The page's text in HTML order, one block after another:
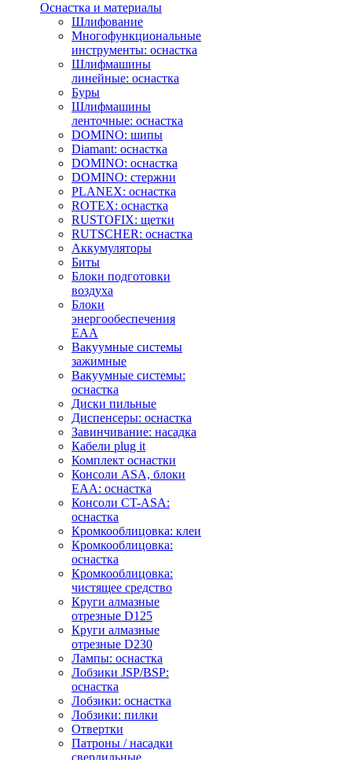
Оснастка и материалы
Шлифование
Многофункциональные
инструменты: оснастка
Шлифмашины
линейные: оснастка
Буры
Шлифмашины
ленточные: оснастка
DOMINO: шипы
Diamant: оснастка
DOMINO: оснастка
DOMINO: стержни
PLANEX: оснастка
ROTEX: оснастка
RUSTOFIX: щетки
RUTSCHER: оснастка
Аккумуляторы
Биты
Блоки подготовки
воздуха
Блоки
энергообеспечения
EAA
Вакуумные системы
зажимные
Вакуумные системы:
оснастка
Диски пильные
Диспенсеры: оснастка
Завинчивание: насадка
Кабели plug it
Комплект оснастки
Консоли ASA, блоки
EAA: оснастка
Консоли CT-ASA:
оснастка
Кромкооблицовка: клеи
Кромкооблицовка:
оснастка
Кромкооблицовка:
чистящее средство
Круги алмазные
отрезные D125
Круги алмазные
отрезные D230
Лампы: оснастка
Лобзики JSP/BSP:
оснастка
Лобзики: оснастка
Лобзики: пилки
Отвертки
Патроны / насадки
сверлильные